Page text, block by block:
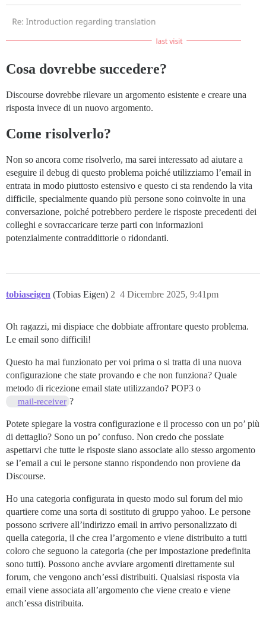
Cosa dovrebbe succedere?
Discourse dovrebbe rilevare un argomento esistente e creare una
risposta invece di un nuovo argomento.
Come risolverlo?
Non so ancora come risolverlo, ma sarei interessato ad aiutare a
eseguire il debug di questo problema poiché utilizziamo l’email in
entrata in modo piuttosto estensivo e questo ci sta rendendo la vita
difficile, specialmente quando più persone sono coinvolte in una
conversazione, poiché potrebbero perdere le risposte precedenti dei
colleghi e sovraccaricare terze parti con informazioni
potenzialmente contraddittorie o ridondanti.
tobiaseigen (Tobias Eigen) 4 Dicembre 2025, 9:41pm
2
Oh ragazzi, mi dispiace che dobbiate affrontare questo problema.
Le email sono difficili!
Questo ha mai funzionato per voi prima o si tratta di una nuova
configurazione che state provando e che non funziona? Quale
metodo di ricezione email state utilizzando? POP3 o
mail-receiver ?
Potete spiegare la vostra configurazione e il processo con un po’ più
di dettaglio? Sono un po’ confuso. Non credo che possiate
aspettarvi che tutte le risposte siano associate allo stesso argomento
se l’email a cui le persone stanno rispondendo non proviene da
Discourse.
Ho una categoria configurata in questo modo sul forum del mio
quartiere come una sorta di sostituto di gruppo yahoo. Le persone
possono scrivere all’indirizzo email in arrivo personalizzato di
quella categoria, il che crea l’argomento e viene distribuito a tutti
coloro che seguono la categoria (che per impostazione predefinita
sono tutti). Possono anche avviare argomenti direttamente sul
forum, che vengono anch’essi distribuiti. Qualsiasi risposta via
email viene associata all’argomento che viene creato e viene
anch’essa distribuita.